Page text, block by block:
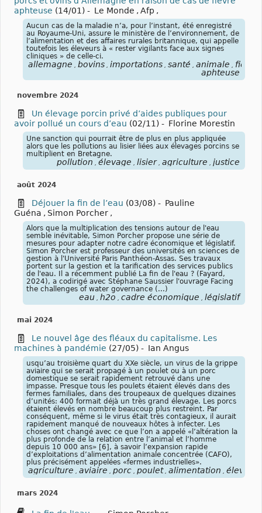
aphteuse (14/01) - Le Monde , Afp ,
Aucun cas de la maladie n’a, pour l’instant, été enregistré
au Royaume-Uni, assure le ministère de l’environnement, de
l’alimentation et des affaires rurales britannique, qui appelle
toutefois les éleveurs à « rester vigilants face aux signes
cliniques » de celle-ci.
allemagne bovins importations santé animale
fièvre
aphteuse
novembre 2024
Un élevage porcin privé d’aides publiques pour
avoir pollué un cours d’eau (02/11) - Florine Morestin
Une sanction qui pourrait être de plus en plus appliquée
alors que les pollutions au lisier liées aux élevages porcins se
multiplient en Bretagne.
pollution élevage lisier agriculture justice
août 2024
Déjouer la fin de l’eau (03/08) - Pauline
Guéna , Simon Porcher ,
Alors que la multiplication des tensions autour de l'eau
semble inévitable, Simon Porcher propose une série de
mesures pour adapter notre cadre économique et législatif.
Simon Porcher est professeur des universités en sciences de
gestion à l'Université Paris Panthéon-Assas. Ses travaux
portent sur la gestion et la tarification des services publics
de l'eau. Il a récemment publié La fin de l'eau ? (Fayard,
2024), a codirigé avec Stéphane Saussier l'ouvrage Facing
the challenges of water governance (...)
eau h2o cadre économique législatif
mai 2024
Le nouvel âge des fléaux du capitalisme. Les
machines à pandémie (27/05) - Ian Angus
usqu’au troisième quart du XXe siècle, un virus de la grippe
aviaire qui se serait propagé à un poulet ou à un porc
domestique se serait rapidement retrouvé dans une
impasse. Presque tous les poulets étaient élevés dans des
fermes familiales, dans des troupeaux de quelques dizaines
d’unités: 400 formait déjà un très grand élevage. Les porcs
étaient élevés en nombre beaucoup plus restreint. Par
conséquent, même si le virus était très contagieux, il aurait
rapidement manqué de nouveaux hôtes à infecter. Les
choses ont changé avec ce que l’on a appelé «l’altération la
plus profonde de la relation entre l’animal et l’homme
depuis 10 000 ans» [6], à savoir l’expansion rapide
d’exploitations d’alimentation animale concentrée (CAFO),
plus précisément appelées «fermes industrielles».
agriculture aviaire porc poulet alimentation élevage
mars 2024